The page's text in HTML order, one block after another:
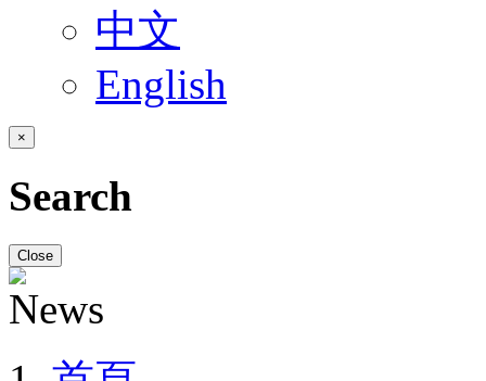
中文
English
×
Search
Close